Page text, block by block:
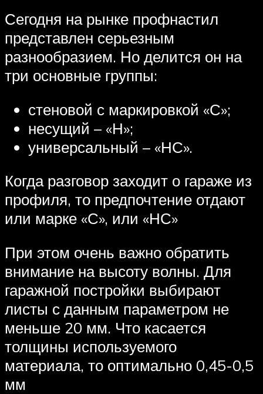
Сегодня на рынке профнастил
представлен серьезным
разнообразием. Но делится он на
три основные группы:
стеновой с маркировкой «С»;
несущий – «Н»;
универсальный – «НС».
Когда разговор заходит о гараже из
профиля, то предпочтение отдают
или марке «С», или «НС»
При этом очень важно обратить
внимание на высоту волны. Для
гаражной постройки выбирают
листы с данным параметром не
меньше 20 мм. Что касается
толщины используемого
материала, то оптимально 0,45-0,5
мм